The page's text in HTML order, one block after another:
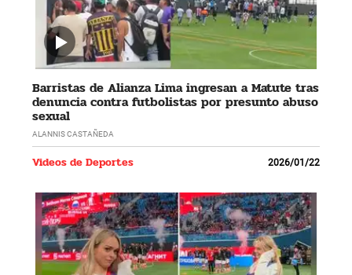
Barristas de Alianza Lima ingresan a Matute tras
denuncia contra futbolistas por presunto abuso
sexual
ALANNIS CASTAÑEDA
Videos de Deportes 2026/01/22